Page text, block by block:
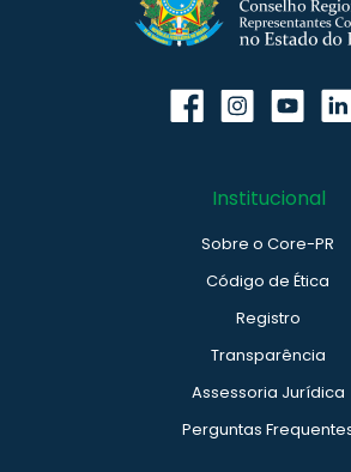
Institucional
Sobre o Core-PR
Código de Ética
Registro
Transparência
Assessoria Jurídica
Perguntas